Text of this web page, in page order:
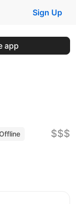
Sign Up
app
$$$